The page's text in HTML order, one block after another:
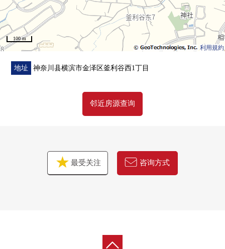
利用規約
100 m
地址 神奈川县横滨市金泽区釜利谷西1丁目
邻近房源查询
最受关注 咨询方式